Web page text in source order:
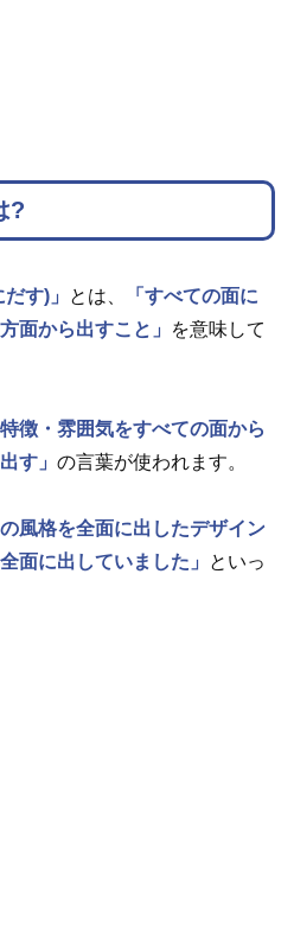
?
す)」 とは、
「すべての面に
面から出すこと」
を意味して
徴・雰囲気をすべての面から
す」 の言葉が使われます。
の風格を全面に出したデザイン
面に出していました」
といっ